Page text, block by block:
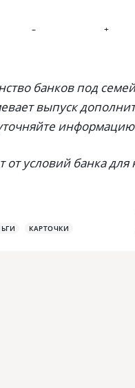
– +
банков под
выпуск
от условий банка для
КАРТОЧКИ